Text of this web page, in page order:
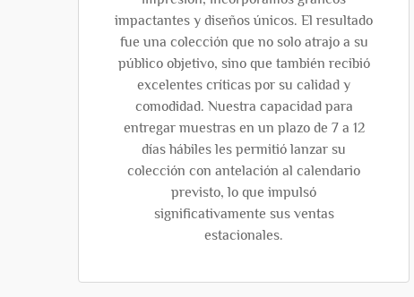
impactantes y diseños únicos. El resultado
fue una colección que no solo atrajo a su
público objetivo, sino que también recibió
excelentes críticas por su calidad y
comodidad. Nuestra capacidad para
entregar muestras en un plazo de 7 a 12
días hábiles les permitió lanzar su
colección con antelación al calendario
previsto, lo que impulsó
significativamente sus ventas
estacionales.